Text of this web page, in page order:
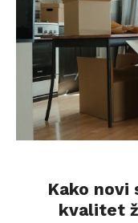
Kako novi
kvalitet